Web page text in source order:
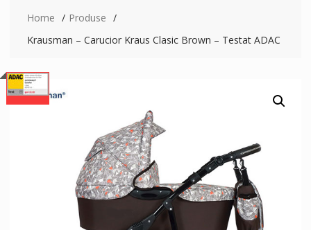
Home
Produse
Krausman – Carucior Kraus Clasic Brown – Testat ADAC